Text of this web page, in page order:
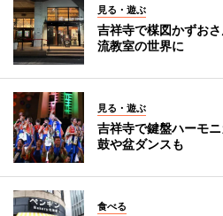
見る・遊ぶ
吉祥寺で楳図かずお
流教室の世界に
見る・遊ぶ
吉祥寺で鍵盤ハーモ
鼓や盆ダンスも
食べる